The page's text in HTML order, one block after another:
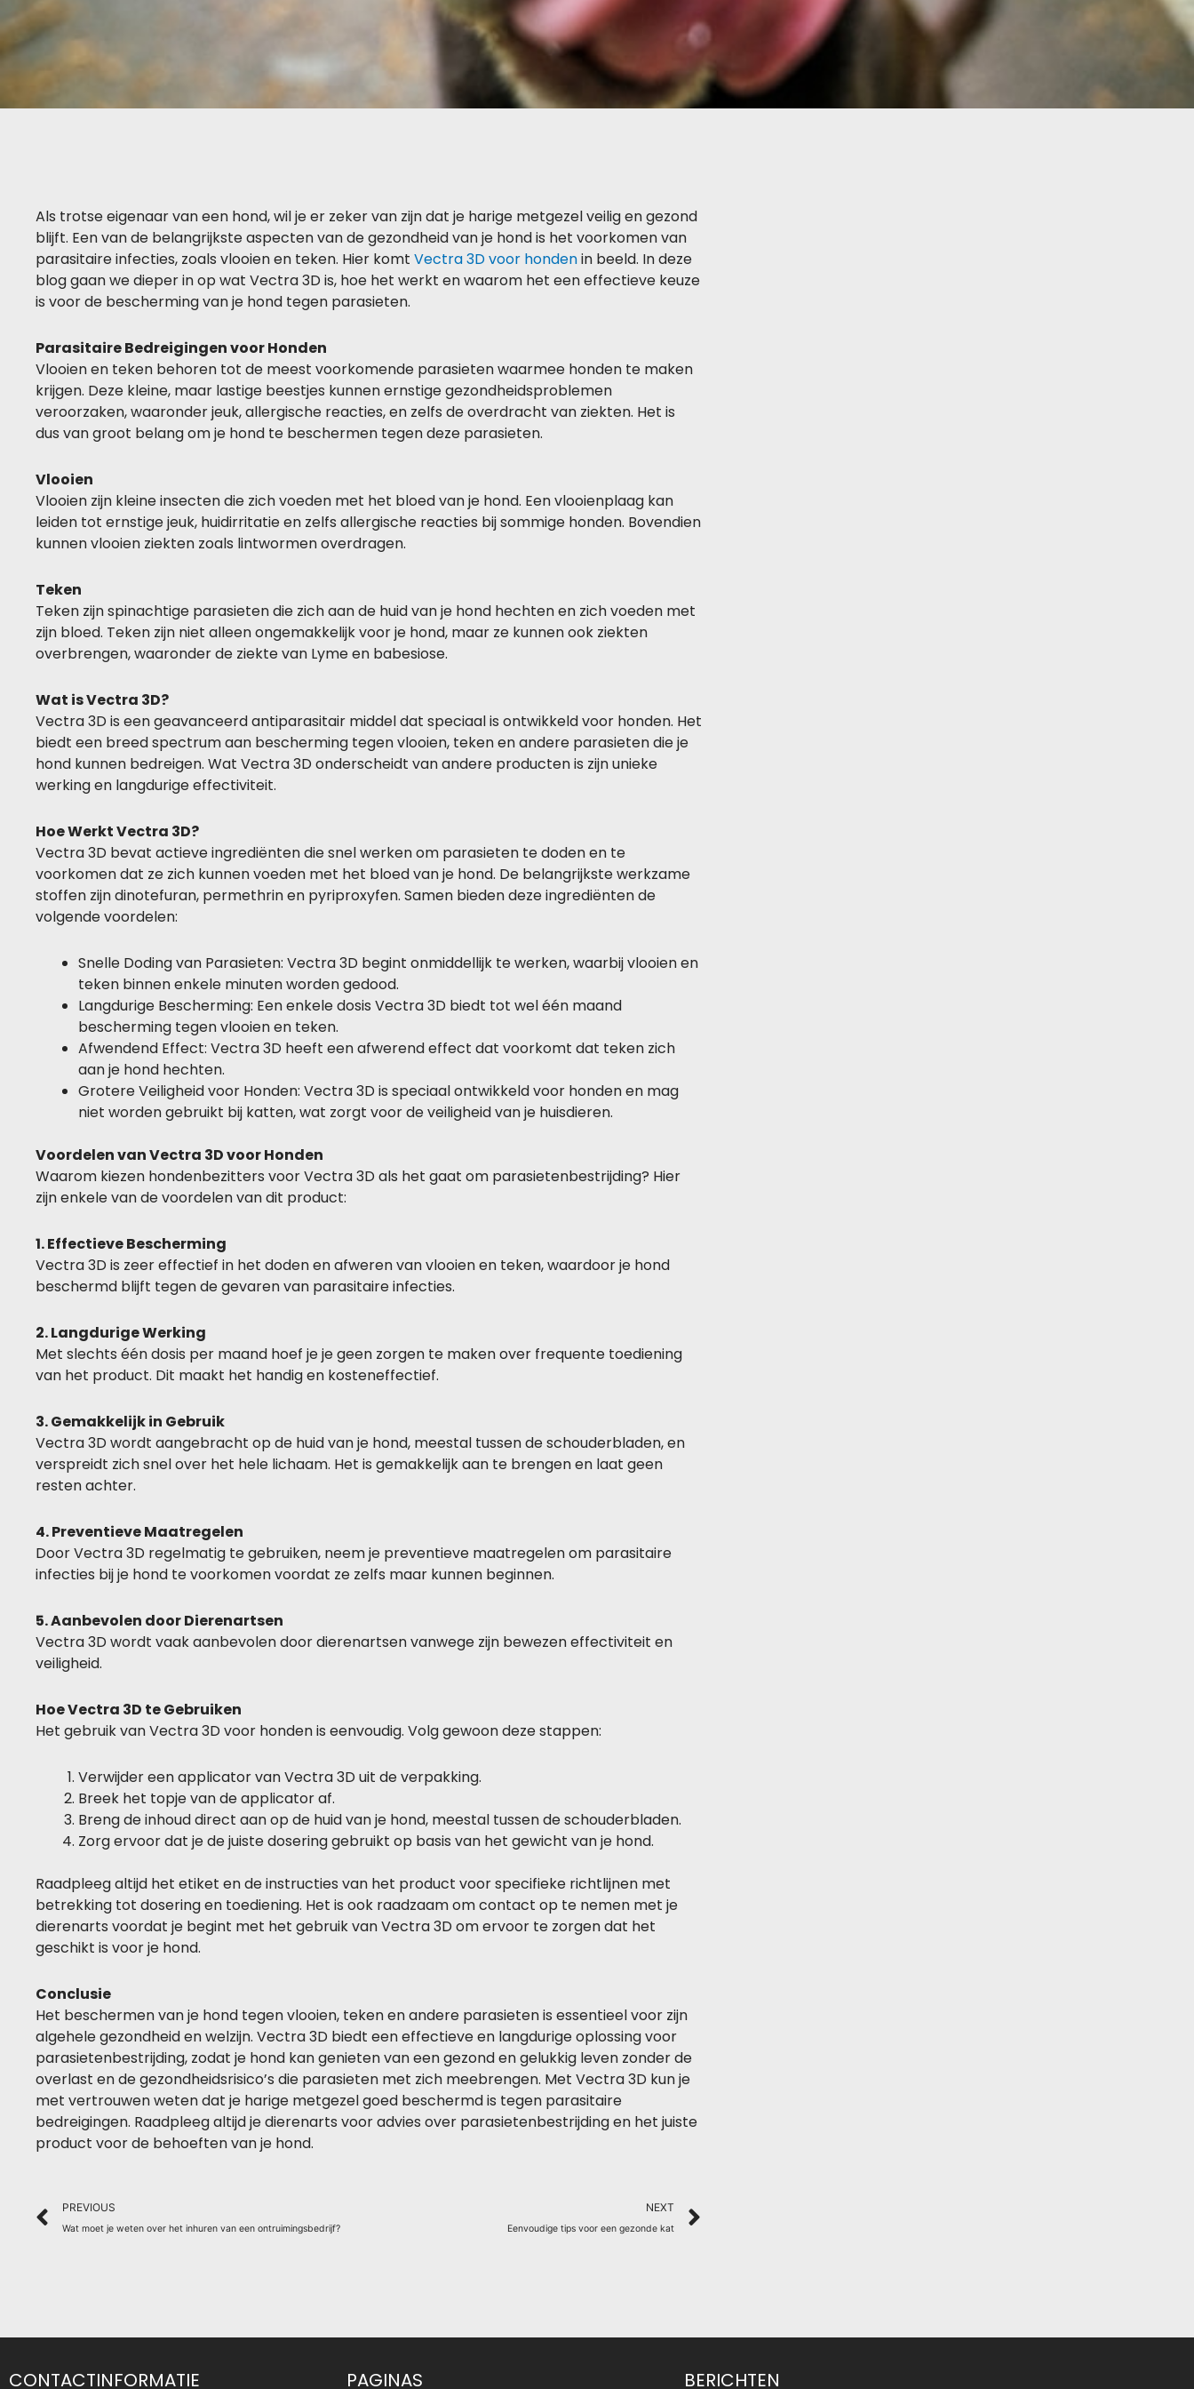
Als trotse eigenaar van een hond, wil je er zeker van zijn dat je harige metgezel veilig en gezond
blijft. Een van de belangrijkste aspecten van de gezondheid van je hond is het voorkomen van
parasitaire infecties, zoals vlooien en teken. Hier komt Vectra 3D voor hondenin beeld. In deze
blog gaan we dieper in op wat Vectra 3D is, hoe het werkt en waarom het een effectieve keuze
is voor de bescherming van je hond tegen parasieten.
Parasitaire Bedreigingen voor Honden
Vlooien en teken behoren tot de meest voorkomende parasieten waarmee honden te maken
krijgen. Deze kleine, maar lastige beestjes kunnen ernstige gezondheidsproblemen
veroorzaken, waaronder jeuk, allergische reacties, en zelfs de overdracht van ziekten. Het is
dus van groot belang om je hond te beschermen tegen deze parasieten.
Vlooien
Vlooien zijn kleine insecten die zich voeden met het bloed van je hond. Een vlooienplaag kan
leiden tot ernstige jeuk, huidirritatie en zelfs allergische reacties bij sommige honden. Bovendien
kunnen vlooien ziekten zoals lintwormen overdragen.
Teken
Teken zijn spinachtige parasieten die zich aan de huid van je hond hechten en zich voeden met
zijn bloed. Teken zijn niet alleen ongemakkelijk voor je hond, maar ze kunnen ook ziekten
overbrengen, waaronder de ziekte van Lyme en babesiose.
Wat is Vectra 3D?
Vectra 3D is een geavanceerd antiparasitair middel dat speciaal is ontwikkeld voor honden. Het
biedt een breed spectrum aan bescherming tegen vlooien, teken en andere parasieten die je
hond kunnen bedreigen. Wat Vectra 3D onderscheidt van andere producten is zijn unieke
werking en langdurige effectiviteit.
Hoe Werkt Vectra 3D?
Vectra 3D bevat actieve ingrediënten die snel werken om parasieten te doden en te
voorkomen dat ze zich kunnen voeden met het bloed van je hond. De belangrijkste werkzame
stoffen zijn dinotefuran, permethrin en pyriproxyfen. Samen bieden deze ingrediënten de
volgende voordelen:
Snelle Doding van Parasieten: Vectra 3D begint onmiddellijk te werken, waarbij vlooien en
teken binnen enkele minuten worden gedood.
Langdurige Bescherming: Een enkele dosis Vectra 3D biedt tot wel één maand
bescherming tegen vlooien en teken.
Afwendend Effect: Vectra 3D heeft een afwerend effect dat voorkomt dat teken zich
aan je hond hechten.
Grotere Veiligheid voor Honden: Vectra 3D is speciaal ontwikkeld voor honden en mag
niet worden gebruikt bij katten, wat zorgt voor de veiligheid van je huisdieren.
Voordelen van Vectra 3D voor Honden
Waarom kiezen hondenbezitters voor Vectra 3D als het gaat om parasietenbestrijding? Hier
zijn enkele van de voordelen van dit product:
1. Effectieve Bescherming
Vectra 3D is zeer effectief in het doden en afweren van vlooien en teken, waardoor je hond
beschermd blijft tegen de gevaren van parasitaire infecties.
2. Langdurige Werking
Met slechts één dosis per maand hoef je je geen zorgen te maken over frequente toediening
van het product. Dit maakt het handig en kosteneffectief.
3. Gemakkelijk in Gebruik
Vectra 3D wordt aangebracht op de huid van je hond, meestal tussen de schouderbladen, en
verspreidt zich snel over het hele lichaam. Het is gemakkelijk aan te brengen en laat geen
resten achter.
4. Preventieve Maatregelen
Door Vectra 3D regelmatig te gebruiken, neem je preventieve maatregelen om parasitaire
infecties bij je hond te voorkomen voordat ze zelfs maar kunnen beginnen.
5. Aanbevolen door Dierenartsen
Vectra 3D wordt vaak aanbevolen door dierenartsen vanwege zijn bewezen effectiviteit en
veiligheid.
Hoe Vectra 3D te Gebruiken
Het gebruik van Vectra 3D voor honden is eenvoudig. Volg gewoon deze stappen:
Verwijder een applicator van Vectra 3D uit de verpakking.
Breek het topje van de applicator af.
Breng de inhoud direct aan op de huid van je hond, meestal tussen de schouderbladen.
Zorg ervoor dat je de juiste dosering gebruikt op basis van het gewicht van je hond.
Raadpleeg altijd het etiket en de instructies van het product voor specifieke richtlijnen met
betrekking tot dosering en toediening. Het is ook raadzaam om contact op te nemen met je
dierenarts voordat je begint met het gebruik van Vectra 3D om ervoor te zorgen dat het
geschikt is voor je hond.
Conclusie
Het beschermen van je hond tegen vlooien, teken en andere parasieten is essentieel voor zijn
algehele gezondheid en welzijn. Vectra 3D biedt een effectieve en langdurige oplossing voor
parasietenbestrijding, zodat je hond kan genieten van een gezond en gelukkig leven zonder de
overlast en de gezondheidsrisico’s die parasieten met zich meebrengen. Met Vectra 3D kun je
met vertrouwen weten dat je harige metgezel goed beschermd is tegen parasitaire
bedreigingen. Raadpleeg altijd je dierenarts voor advies over parasietenbestrijding en het juiste
product voor de behoeften van je hond.
Prev
PREVIOUS
Wat moet je weten over het inhuren van een ontruimingsbedrijf?
NEXT
Eenvoudige tips voor een gezonde kat
CONTACTINFORMATIE PAGINAS BERICHTEN